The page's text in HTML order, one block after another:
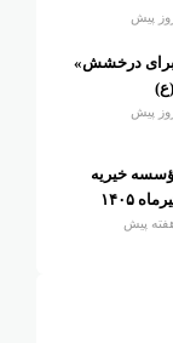
برای درخشش»
خیریه
۱۴۰۵